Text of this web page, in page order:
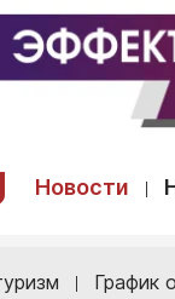
Новости
График